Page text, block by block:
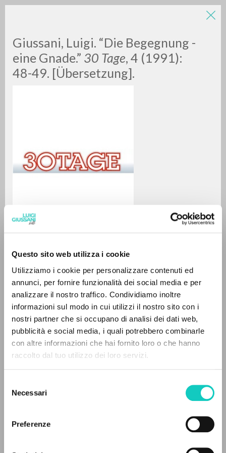
Questo sito web utilizza i cookie
Utilizziamo i cookie per personalizzare contenuti ed
annunci, per fornire funzionalità dei social media e per
analizzare il nostro traffico. Condividiamo inoltre
informazioni sul modo in cui utilizzi il nostro sito con i
nostri partner che si occupano di analisi dei dati web,
pubblicità e social media, i quali potrebbero combinarle
con altre informazioni che hai fornito loro o che hanno
raccolto dal tuo utilizzo dei loro servizi.
delNecessari
Preferenze
Giussani, Luigi. “Die Begegnung -
eine Gnade.” 30 Tage, 4 (1991):
48-49. [Übersetzung].
Giussani Luigi
German
30 Tage
1991
Pages: 2
READ THE FULL TEXT OF THE AVAILABLE
LUIGI
GIUSSANI
0RESULTS FOUND
MORE RESULTS